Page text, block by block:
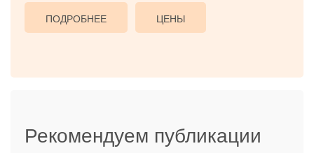
ПОДРОБНЕЕ ЦЕНЫ
Рекомендуем публикации